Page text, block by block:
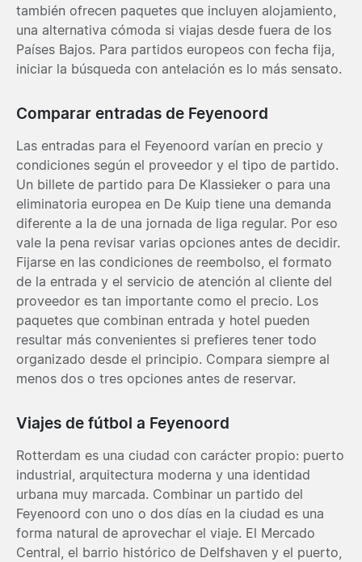
también ofrecen paquetes que incluyen alojamiento,
una alternativa cómoda si viajas desde fuera de los
Países Bajos. Para partidos europeos con fecha fija,
iniciar la búsqueda con antelación es lo más sensato.
Comparar entradas de Feyenoord
Las entradas para el Feyenoord varían en precio y
condiciones según el proveedor y el tipo de partido.
Un billete de partido para De Klassieker o para una
eliminatoria europea en De Kuip tiene una demanda
diferente a la de una jornada de liga regular. Por eso
vale la pena revisar varias opciones antes de decidir.
Fijarse en las condiciones de reembolso, el formato
de la entrada y el servicio de atención al cliente del
proveedor es tan importante como el precio. Los
paquetes que combinan entrada y hotel pueden
resultar más convenientes si prefieres tener todo
organizado desde el principio. Compara siempre al
menos dos o tres opciones antes de reservar.
Viajes de fútbol a Feyenoord
Rotterdam es una ciudad con carácter propio: puerto
industrial, arquitectura moderna y una identidad
urbana muy marcada. Combinar un partido del
Feyenoord con uno o dos días en la ciudad es una
forma natural de aprovechar el viaje. El Mercado
Central, el barrio histórico de Delfshaven y el puerto,